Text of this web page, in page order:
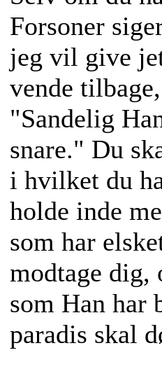
Forsoner
jeg vil give
vende
"Sandelig
snare." Du
i hvilket du
holde inde
som har
modtage dig,
som Han har
paradis skal